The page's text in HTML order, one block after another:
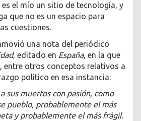
es el mío un sitio de tecnología, y
que no es un espacio para
cuestiones.
una nota del periódico
, editado en España, en la que
entre otros conceptos relativos a
político en esa instancia:
sus muertos con pasión, como
pueblo, probablemente el más
y probablemente el más frágil.